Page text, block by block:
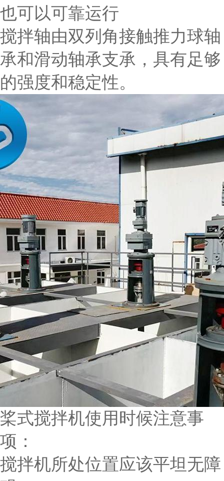
也可以可靠运行
搅拌轴由双列角接触推力球轴
承和滑动轴承支承，具有足够
的强度和稳定性。
桨式搅拌机使用时候注意事
项：
搅拌机所处位置应该平坦无障